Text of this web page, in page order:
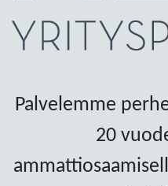
Palvelemme
20